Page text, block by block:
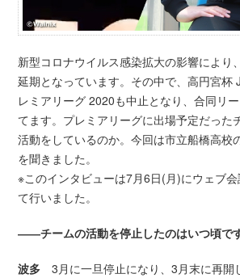
新型コロナウイルス感染拡大の影響により
延期となっています。その中で、高円宮杯
レミアリーグ 2020も中止となり、合同リ
てます。プレミアリーグに出場予定だった
活動をしているのか。今回は市立船橋高校
を聞きました。
※このインタビューは7月6日(月)にウェブ
て行いました。
――チームの活動を停止したのはいつ頃で
波多 3月に一旦停止になり、3月末に再開